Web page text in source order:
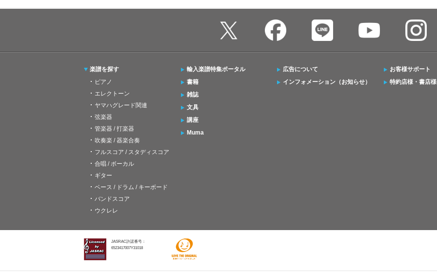
楽譜を探す
ピアノ
エレクトーン
ヤマハグレード関連
弦楽器
管楽器 / 打楽器
吹奏楽 / 器楽合奏
フルスコア / スタディスコア
合唱 / ボーカル
ギター
ベース / ドラム / キーボード
バンドスコア
ウクレレ
輸入楽譜特集ポータル
書籍
雑誌
文具
講座
Muma
広告について
インフォメーション（お知らせ）
お客様サポート
特約店様・書店
JASRAC許諾番号：
6523417007Y31018